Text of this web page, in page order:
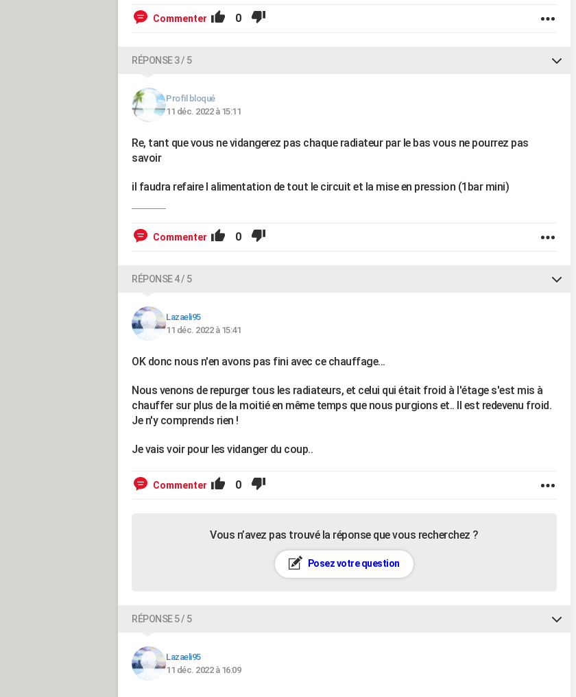
Commenter 0
RÉPONSE 3 / 5
Profil bloqué
11 déc. 2022 à 15:11
Re, tant que vous ne vidangerez pas chaque radiateur par le bas vous ne pourrez pas
savoir
il faudra refaire l alimentation de tout le circuit et la mise en pression (1bar mini)
Commenter 0
RÉPONSE 4 / 5
Lazaeli95
11 déc. 2022 à 15:41
OK donc nous n'en avons pas fini avec ce chauffage...
Nous venons de repurger tous les radiateurs, et celui qui était froid à l'étage s'est mis à
chauffer sur plus de la moitié en même temps que nous purgions et.. Il est redevenu froid.
Je n'y comprends rien !
Je vais voir pour les vidanger du coup..
Commenter 0
Vous n’avez pas trouvé la réponse que vous recherchez ?
Posez votre question
RÉPONSE 5 / 5
Lazaeli95
11 déc. 2022 à 16:09